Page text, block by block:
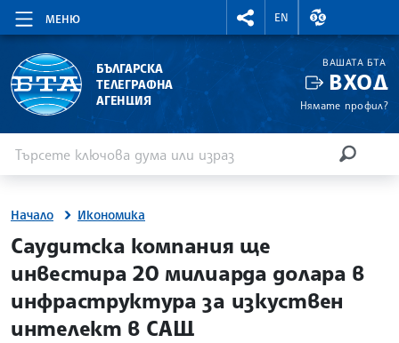
МЕНЮ
RIGHTMENU.SOCIAL
EN
ВАЛУТНИ
БЪЛГАРСКА
ТЕЛЕГРАФНА
АГЕНЦИЯ
ВАШАТА БТА
ВХОД
Нямате профил?
Начало Икономика
site.bta
Саудитска компания ще
инвестира 20 милиарда долара в
инфраструктура за изкуствен
интелект в САЩ